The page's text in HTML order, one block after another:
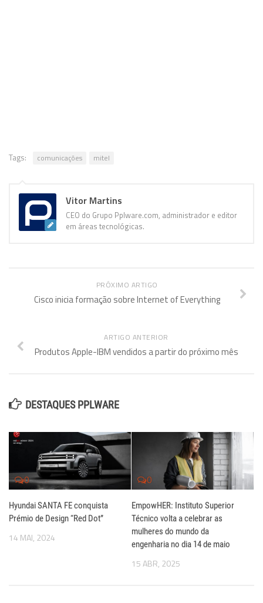
Tags: comunicações mitel
Vitor Martins
CEO do Grupo Pplware.com, administrador e editor
em áreas tecnológicas.
PRÓXIMO ARTIGO
Cisco inicia formação sobre Internet of Everything
ARTIGO ANTERIOR
Produtos Apple-IBM vendidos a partir do próximo mês
DESTAQUES PPLWARE
0
Hyundai SANTA FE conquista
Prémio de Design “Red Dot”
14 MAI, 2024
0
EmpowHER: Instituto Superior
Técnico volta a celebrar as
mulheres do mundo da
engenharia no dia 14 de maio
15 ABR, 2025